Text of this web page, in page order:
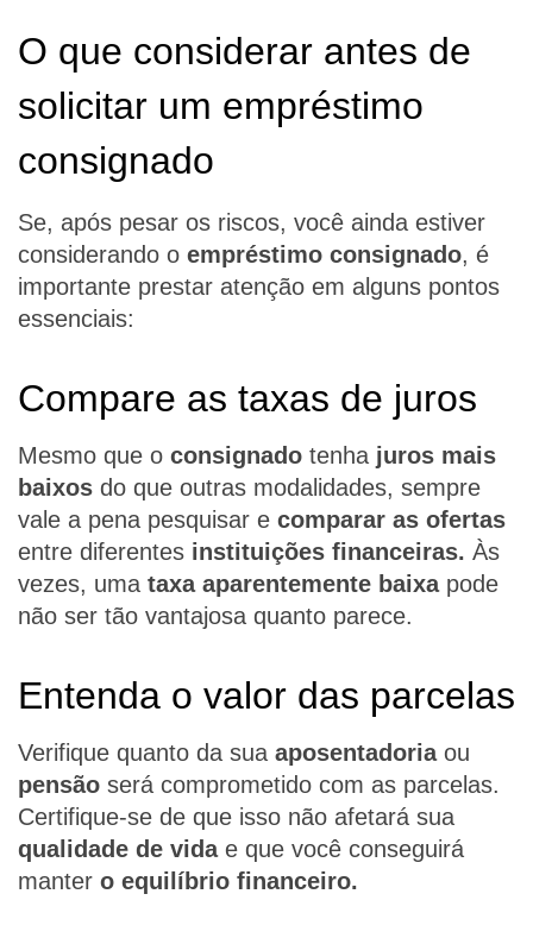
O que considerar antes de
solicitar um empréstimo
consignado
Se, após pesar os riscos, você ainda estiver
considerando o empréstimo consignado, é
importante prestar atenção em alguns pontos
essenciais:
Compare as taxas de juros
Mesmo que o consignado tenha juros mais
baixos do que outras modalidades, sempre
vale a pena pesquisar e comparar as ofertas
entre diferentes instituições financeiras. Às
vezes, uma taxa aparentemente baixapode
não ser tão vantajosa quanto parece.
Entenda o valor das parcelas
Verifique quanto da sua aposentadoriaou
pensão será comprometido com as parcelas.
Certifique-se de que isso não afetará sua
qualidade de vidae que você conseguirá
manter o equilíbrio financeiro.